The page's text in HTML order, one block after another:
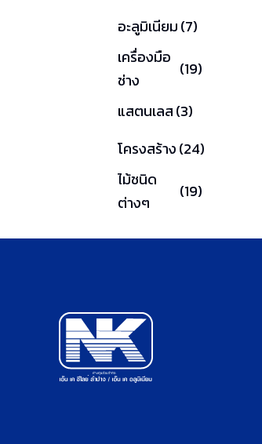
อะลูมิเนียม(7)
เครื่องมือ
ช่าง
(19)
แสตนเลส(3)
โครงสร้าง(24)
ไม้ชนิด
ต่างๆ
(19)